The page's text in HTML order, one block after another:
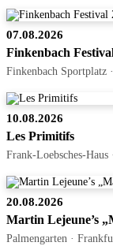
07.08.2026
Finkenbach
Finkenbach Sportplatz
10.08.2026
Les Primitifs
Frank-Loebsches-Haus
20.08.2026
Martin Lejeune’s
Palmengarten ·